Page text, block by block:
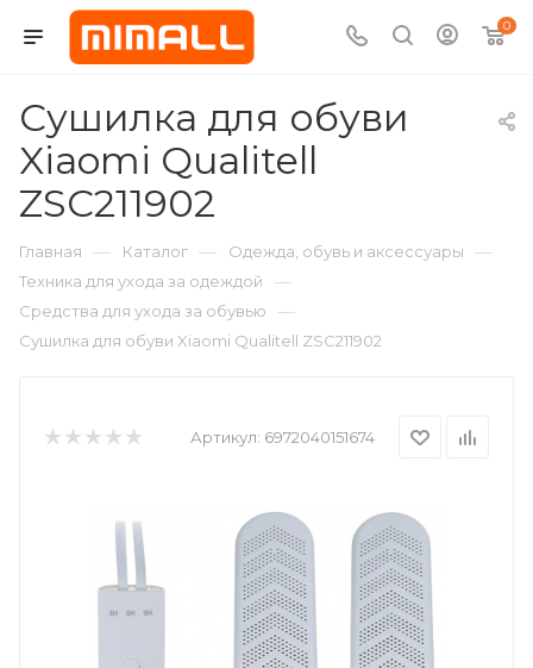
0
Сушилка для обуви
Xiaomi Qualitell
ZSC211902
Главная — Каталог — Одежда, обувь и аксессуары —
Техника для ухода за одеждой —
Средства для ухода за обувью —
Сушилка для обуви Xiaomi Qualitell ZSC211902
Артикул: 6972040151674